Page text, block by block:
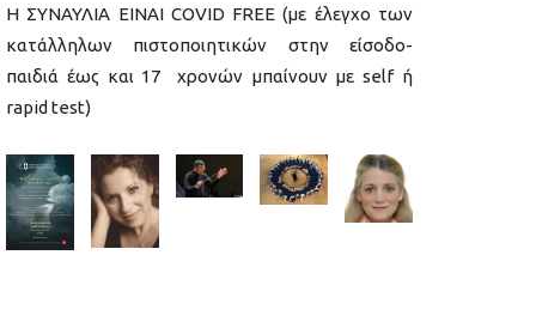
Η ΣΥΝΑΥΛΙΑ ΕΙΝΑΙ COVID FREE (με έλεγχο των
κατάλληλων πιστοποιητικών στην είσοδο-
παιδιά έως και 17 χρονών μπαίνουν με self ή
rapid test)